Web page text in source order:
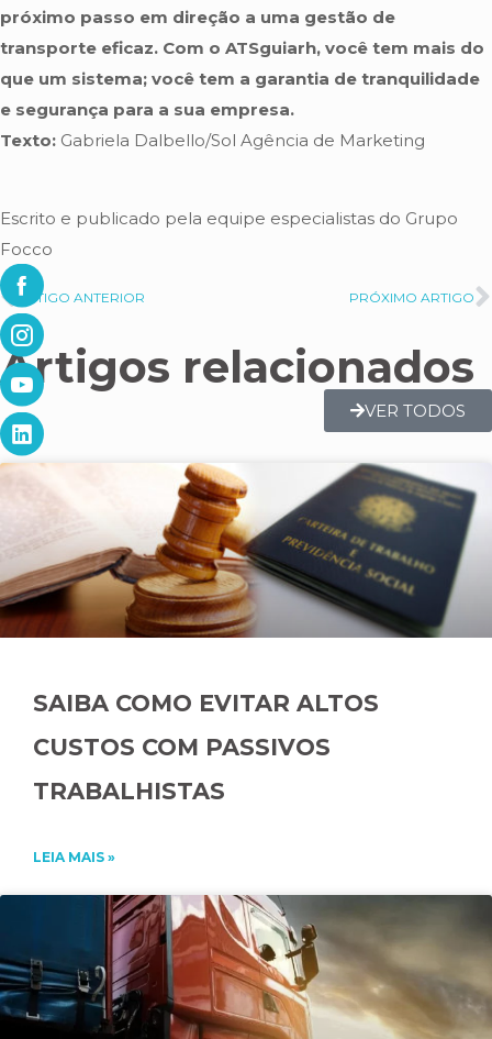
próximo passo em direção a uma gestão de
transporte eficaz. Com o ATSguiarh, você tem mais do
que um sistema; você tem a garantia de tranquilidade
e segurança para a sua empresa.
Texto: Gabriela Dalbello/Sol Agência de Marketing
Escrito e publicado pela equipe especialistas do Grupo
Focco
ARTIGO ANTERIOR PRÓXIMO ARTIGO
Artigos relacionados
VER TODOS
SAIBA COMO EVITAR ALTOS
CUSTOS COM PASSIVOS
TRABALHISTAS
LEIA MAIS »